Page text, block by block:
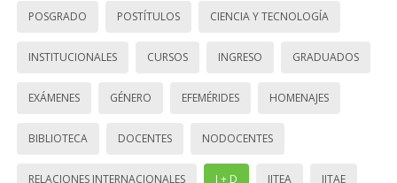
POSGRADO POSTÍTULOS CIENCIA Y TECNOLOGÍA
INSTITUCIONALES CURSOS INGRESO GRADUADOS
EXÁMENES GÉNERO EFEMÉRIDES HOMENAJES
BIBLIOTECA DOCENTES NODOCENTES
RELACIONES INTERNACIONALES I + D IITEA IITAE